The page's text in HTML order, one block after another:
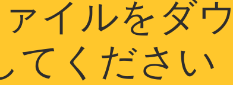
イルをダウ
てください